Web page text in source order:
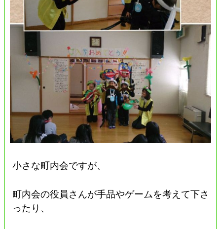
小さな町内会ですが、
町内会の役員さんが手品やゲームを考えて下さ
ったり、